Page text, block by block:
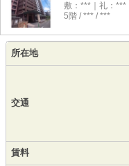
敷：***｜礼：***
5階 / *** / ***
所在地
交通
賃料